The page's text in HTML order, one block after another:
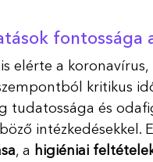
fontossága
elérte a
kritikus
tudatossága és
intézkedésekkel.
, a higiéniai